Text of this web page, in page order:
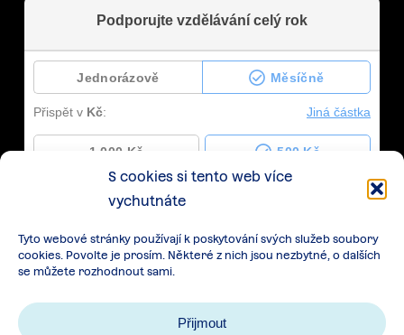
S cookies si tento web více
vychutnáte
Tyto webové stránky používají k poskytování svých služeb soubory
cookies. Povolte je prosím. Některé z nich jsou nezbytné, o dalších
se můžete rozhodnout sami.
Přijmout